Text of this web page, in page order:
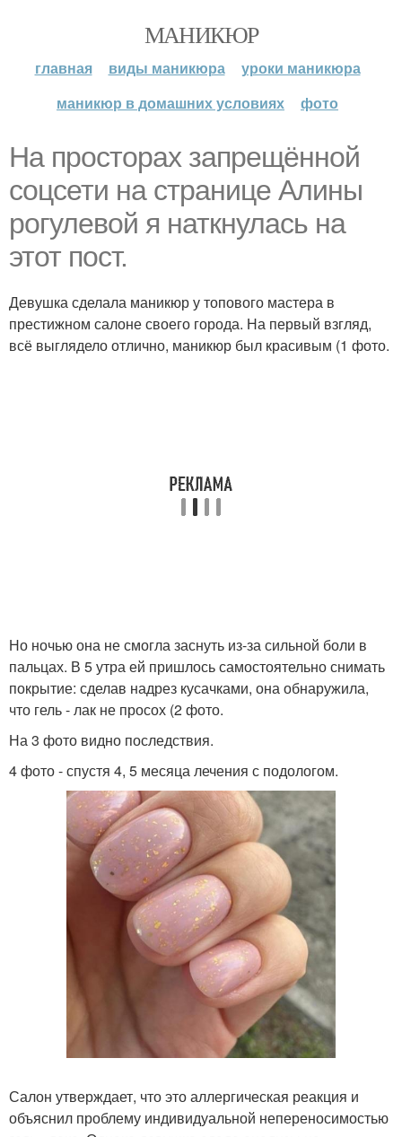
МАНИКЮР
главная виды маникюра
уроки маникюра
маникюр в домашних условиях
фото
На просторах запрещённой
соцсети на странице Алины
рогулевой я наткнулась на
этот пост.
Девушка сделала маникюр у топового мастера в
престижном салоне своего города. На первый взгляд,
всё выглядело отлично, маникюр был красивым (1 фото.
Но ночью она не смогла заснуть из-за сильной боли в
пальцах. В 5 утра ей пришлось самостоятельно снимать
покрытие: сделав надрез кусачками, она обнаружила,
что гель - лак не просох (2 фото.
На 3 фото видно последствия.
4 фото - спустя 4, 5 месяца лечения с подологом.
Салон утверждает, что это аллергическая реакция и
объяснил проблему индивидуальной непереносимостью